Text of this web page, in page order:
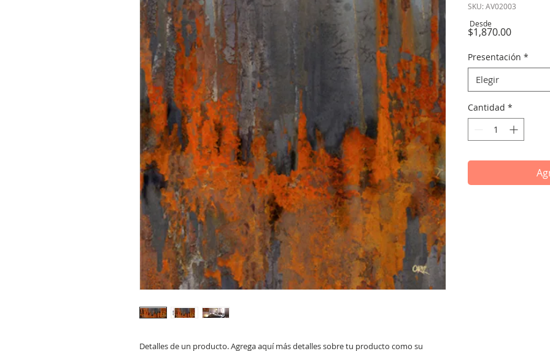
Detalles de un producto. Agrega aquí más detalles sobre tu producto como su
SKU: AV02003
$1,870.00Precio
Presentación *
Elegir
Cantidad *
Desde